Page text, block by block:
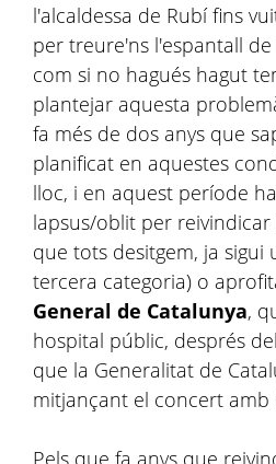
l'alcaldessa de Rubí fins
per treure'ns l'espantall de
com si no hagués hagut
plantejar aquesta
fa més de dos anys que
planificat en aquestes
lloc, i en aquest període
lapsus/oblit per
que tots desitgem, ja sigui
tercera categoria) o
General de Catalunya,
hospital públic, després
que la Generalitat de
mitjançant el concert amb
Pels que fa anys que